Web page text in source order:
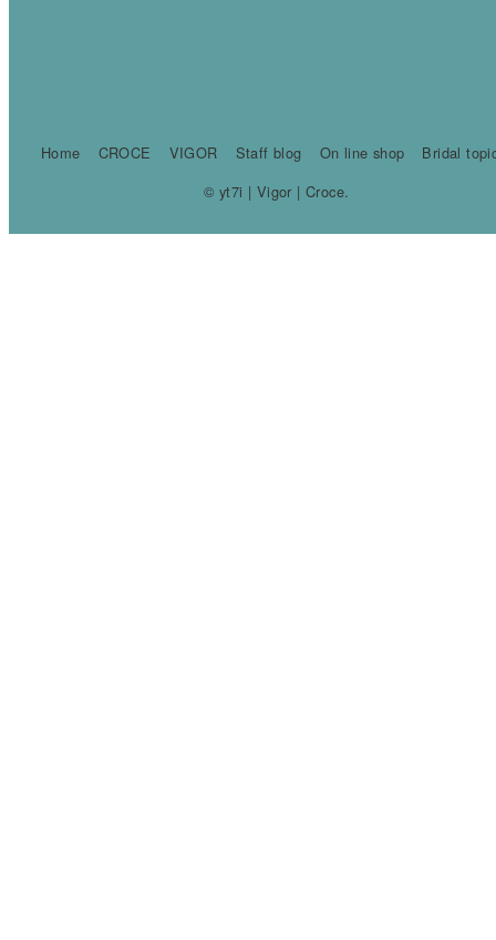
Home CROCE VIGOR Staff blog On line shop
Bridal
© yt7i | Vigor | Croce.